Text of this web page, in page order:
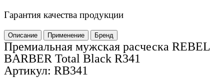
Гарантия качества продукции
Описание Применение Бренд
Премиальная мужская расческа REBEL
BARBER Total Black R341
Артикул: RB341